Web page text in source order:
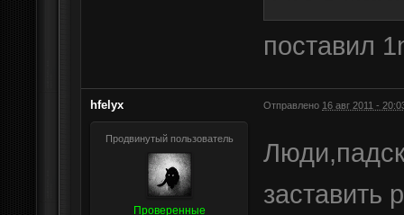
поставил
hfelyx Отправлено 16 авг 2011 -
Продвинутый пользователь
Проверенные
заставить